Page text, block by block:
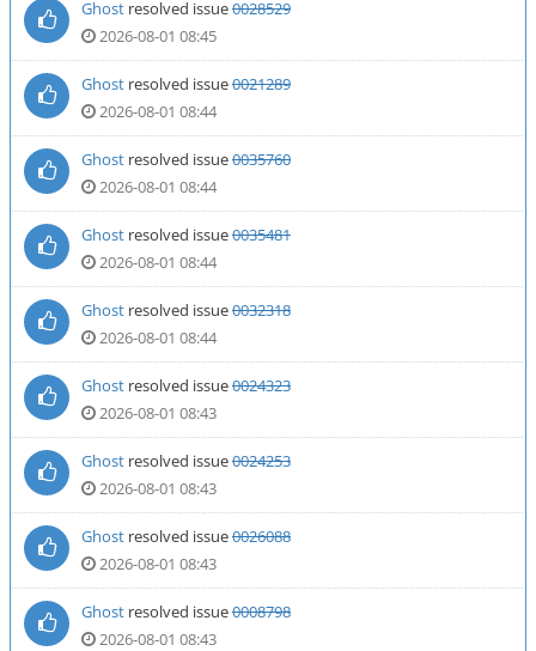
Ghost resolved issue0028529
2026-08-01 08:45
Ghost resolved issue0021289
2026-08-01 08:44
Ghost resolved issue0035760
2026-08-01 08:44
Ghost resolved issue0035481
2026-08-01 08:44
Ghost resolved issue0032318
2026-08-01 08:44
Ghost resolved issue0024323
2026-08-01 08:43
Ghost resolved issue0024253
2026-08-01 08:43
Ghost resolved issue0026088
2026-08-01 08:43
Ghost resolved issue0008798
2026-08-01 08:43